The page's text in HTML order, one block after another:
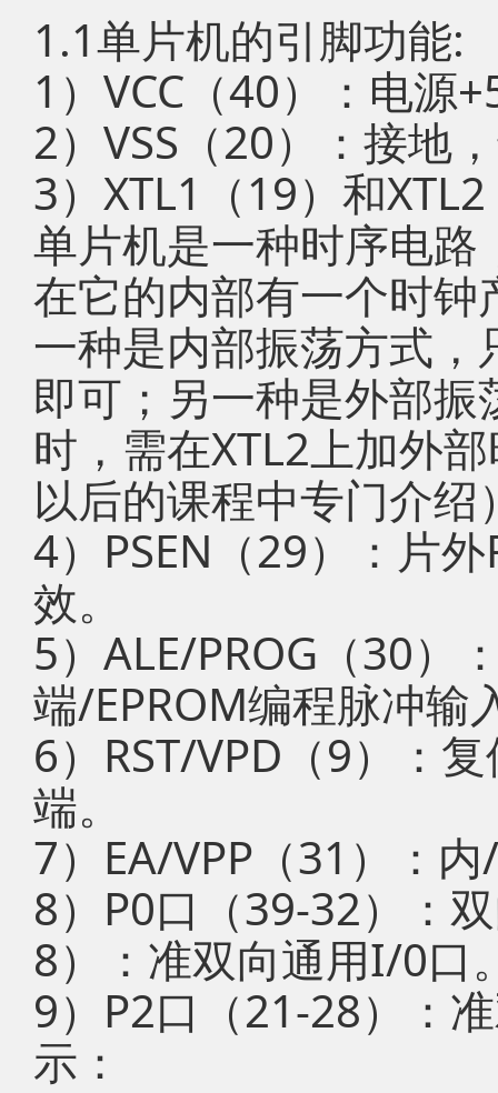
1.1单片机的引脚功能:
1）VCC（40）：电源
2）VSS（20）：接地
3）XTL1（19）和
单片机是一种时序电
在它的内部有一个时
一种是内部振荡方式
即可；另一种是外部
时，需在XTL2上加外
以后的课程中专门介绍
4）PSEN（29）：片
效。
5）ALE/PROG（30）
端/EPROM编程脉冲输
6）RST/VPD（9）：
端。
7）EA/VPP（31）：
8）P0口（39-32）：
8）：准双向通用I/0口
9）P2口（21-28）：
示：